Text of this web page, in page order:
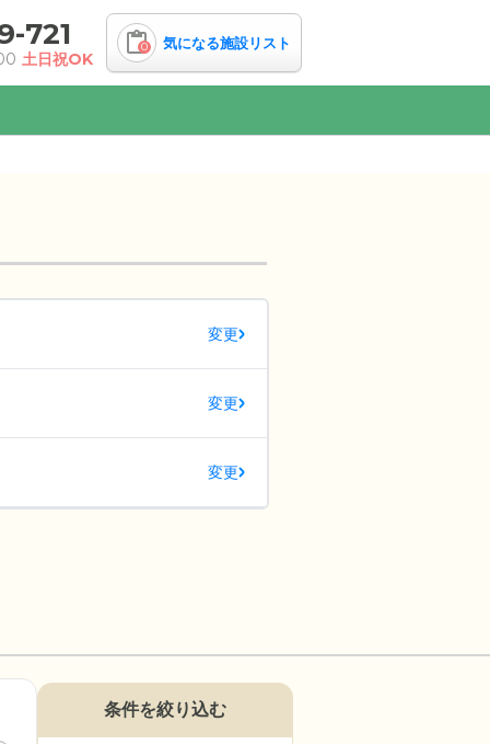
721
土日祝OK
0 気になる施設リスト
変更
変更
変更
条件を絞り込む